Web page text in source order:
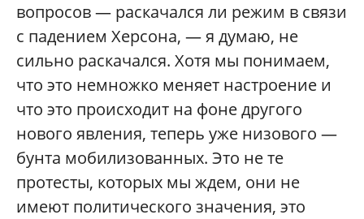
вопросов — раскачался ли режим в связи
с падением Херсона, — я думаю, не
сильно раскачался. Хотя мы понимаем,
что это немножко меняет настроение и
что это происходит на фоне другого
нового явления, теперь уже низового —
бунта мобилизованных. Это не те
протесты, которых мы ждем, они не
имеют политического значения, это